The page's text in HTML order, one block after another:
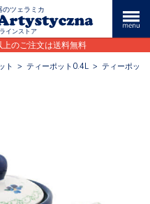
のツェラミカ
インストア
のご注文は送料無料
ト > ティーポット0.4L > ティーポッ